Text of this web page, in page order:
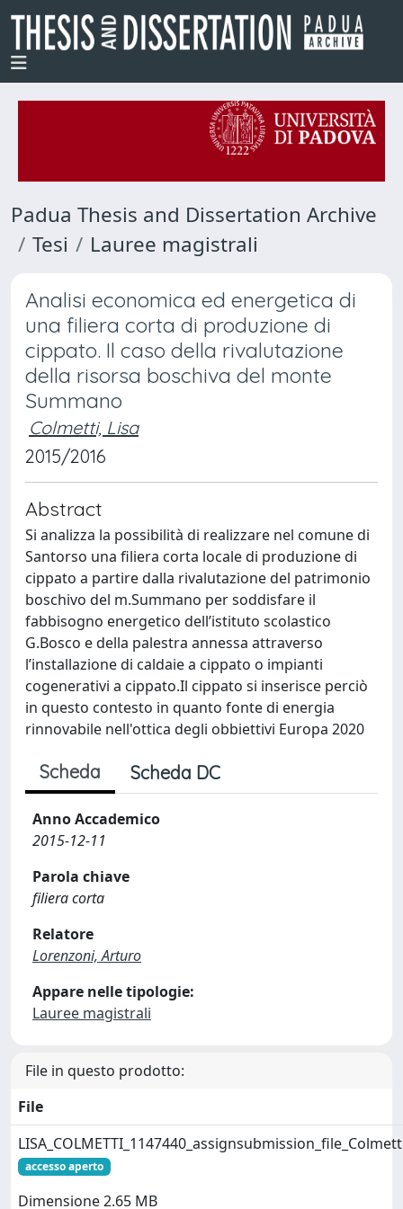
Padua Thesis and Dissertation Archive
Tesi
Lauree magistrali
Analisi economica ed energetica di
una filiera corta di produzione di
cippato. Il caso della rivalutazione
della risorsa boschiva del monte
Summano
Colmetti, Lisa
2015/2016
Abstract
Si analizza la possibilità di realizzare nel comune di
Santorso una filiera corta locale di produzione di
cippato a partire dalla rivalutazione del patrimonio
boschivo del m.Summano per soddisfare il
fabbisogno energetico dell’istituto scolastico
G.Bosco e della palestra annessa attraverso
l’installazione di caldaie a cippato o impianti
cogenerativi a cippato.Il cippato si inserisce perciò
in questo contesto in quanto fonte di energia
rinnovabile nell'ottica degli obbiettivi Europa 2020
Scheda Scheda DC
Anno Accademico
2015-12-11
Parola chiave
filiera corta
Relatore
Lorenzoni, Arturo
Appare nelle tipologie:
Lauree magistrali
File in questo prodotto:
File
accesso aperto
Dimensione 2.65 MB